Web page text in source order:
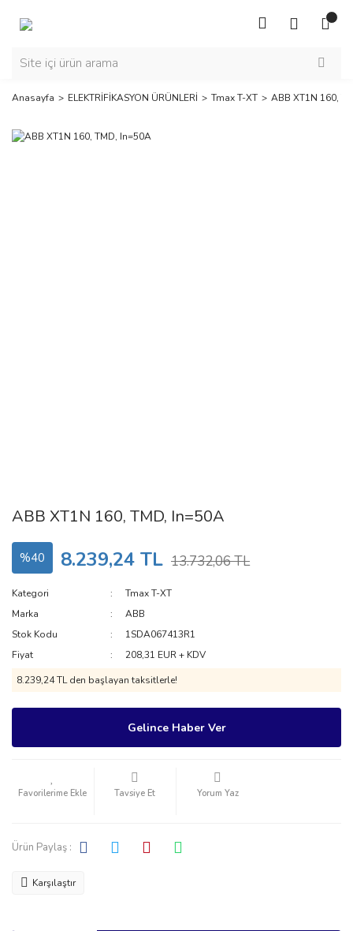
Anasayfa ELEKTRİFİKASYON ÜRÜNLERİ Tmax T-XT ABB XT1N 160,
ABB XT1N 160, TMD, In=50A
%40 8.239,24 TL 13.732,06 TL
Kategori
Tmax T-XT
Marka
ABB
Stok Kodu
1SDA067413R1
Fiyat
208,31 EUR + KDV
8.239,24 TL den başlayan taksitlerle!
Gelince Haber Ver
Tavsiye Et Yorum Yaz
Ürün Paylaş :
Karşılaştır